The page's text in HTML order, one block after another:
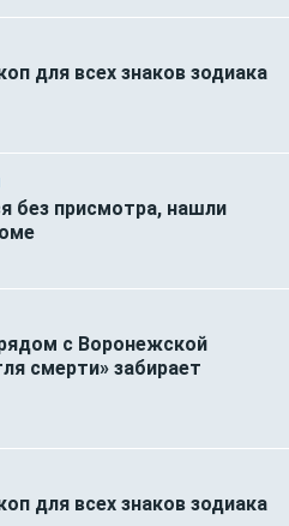
для всех знаков зодиака
без присмотра, нашли
рядом с Воронежской
смерти» забирает
для всех знаков зодиака